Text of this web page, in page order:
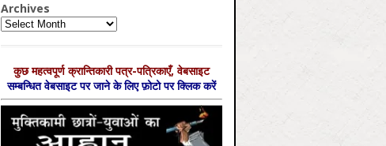
Archives
Archives
कुछ महत्‍वपूर्ण क्रान्तिकारी पत्र-पत्रिकाएँ, वेबसाइट
सम्‍बन्धित वेबसाइट पर जाने के लिए फ़ोटो पर क्लिक करें